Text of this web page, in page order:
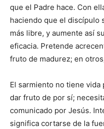
que el Padre hace. Con
haciendo que el discípulo
más libre, y aumente así
eficacia. Pretende
fruto de madurez; en
El sarmiento no tiene
dar fruto de por sí;
comunicado por Jesús.
significa cortarse de la